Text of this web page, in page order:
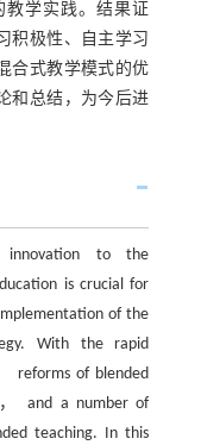
教学实践。结果证
积极性、自主学习
合式教学模式的优
和总结，为今后进
innovation to the
is crucial for
of the
With the rapid
reforms of blended
and a number of
teaching. In this